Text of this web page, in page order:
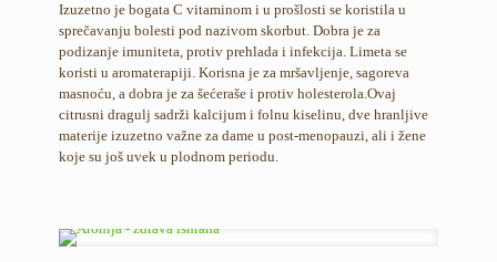
Izuzetno je bogata C vitaminom i u prošlosti se koristila u
sprečavanju bolesti pod nazivom skorbut. Dobra je za
podizanje imuniteta, protiv prehlada i infekcija. Limeta se
koristi u aromaterapiji. Korisna je za mršavljenje, sagoreva
masnoću, a dobra je za šećeraše i protiv holesterola.Ovaj
citrusni dragulj sadrži kalcijum i folnu kiselinu, dve hranljive
materije izuzetno važne za dame u post-menopauzi, ali i žene
koje su još uvek u plodnom periodu.